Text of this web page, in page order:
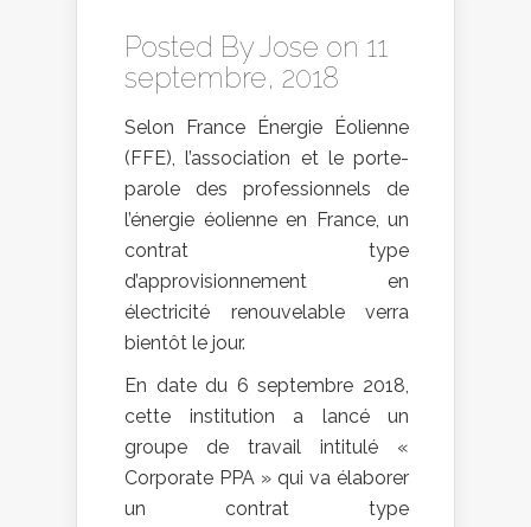
Posted ByJose on 11
septembre, 2018
Selon France Énergie Éolienne
(FFE), l’association et le porte-
parole des professionnels de
l’énergie éolienne en France, un
contrat type
d’approvisionnement en
électricité renouvelable verra
bientôt le jour.
En date du 6 septembre 2018,
cette institution a lancé un
groupe de travail intitulé «
Corporate PPA » qui va élaborer
un contrat type